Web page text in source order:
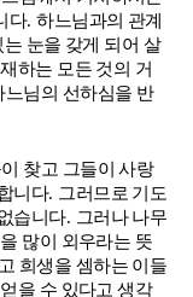
다.하느님과의 관계
눈을 갖게 되어 살
하는 모든 것의 거
느님의 선하심을 반
찾고 그들이 사랑
니다. 그러므로 기도
습니다. 그러나 나무
많이 외우라는 뜻
희생을 셈하는 이들
을 수 있다고 생각